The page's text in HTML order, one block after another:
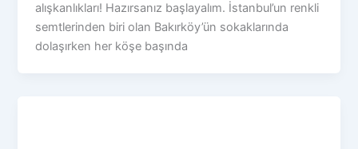
alışkanlıkları! Hazırsanız başlayalım. İstanbul’un renkli
semtlerinden biri olan Bakırköy’ün sokaklarında
dolaşırken her köşe başında